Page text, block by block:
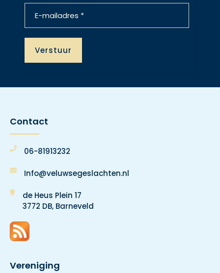
Contact
06-81913232
Info@veluwsegeslachten.nl
de Heus Plein 17
3772 DB, Barneveld
Vereniging